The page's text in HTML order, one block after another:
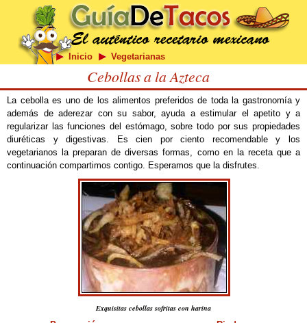
Inicio Vegetarianas
Cebollas a la Azteca
La cebolla es uno de los alimentos preferidos de toda la gastronomía y
además de aderezar con su sabor, ayuda a estimular el apetito y a
regularizar las funciones del estómago, sobre todo por sus propiedades
diuréticas y digestivas. Es cien por ciento recomendable y los
vegetarianos la preparan de diversas formas, como en la receta que a
continuación compartimos contigo. Esperamos que la disfrutes.
Exquisitas cebollas sofritas con harina